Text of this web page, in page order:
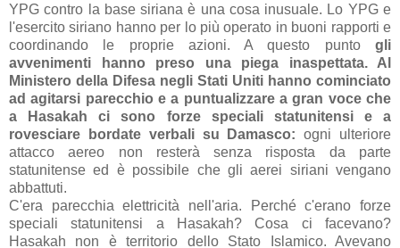
YPG contro la base siriana è una cosa inusuale. Lo YPG e
l'esercito siriano hanno per lo più operato in buoni rapporti e
coordinando le proprie azioni. A questo punto gli
avvenimenti hanno preso una piega inaspettata. Al
Ministero della Difesa negli Stati Uniti hanno cominciato
ad agitarsi parecchio e a puntualizzare a gran voce che
a Hasakah ci sono forze speciali statunitensi e a
rovesciare bordate verbali su Damasco: ogni ulteriore
attacco aereo non resterà senza risposta da parte
statunitense ed è possibile che gli aerei siriani vengano
abbattuti.
C'era parecchia elettricità nell'aria. Perché c'erano forze
speciali statunitensi a Hasakah? Cosa ci facevano?
Hasakah non è territorio dello Stato Islamico. Avevano